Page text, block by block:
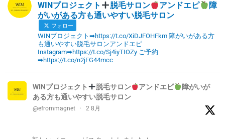
WINプロジェクト 脱毛サロン アンドエピ
障
がいがある方も通いやすい脱毛サロン
フォロー
WINプロジェクト➡https://t.co/XiDJFOHFkm 障がいがある方
も通いやすい脱毛サロンアンドエピ
Instagram➡https://t.co/Sj4iyTIOZy ご予約
➡https://t.co/n2jFG44mcc
WINプロジェクト 脱毛サロン アンドエピ
障がいが
ある方も通いやすい脱毛サロン
@efrommagnet · 2 8月